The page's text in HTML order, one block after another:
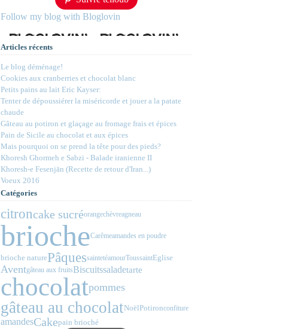
Follow my blog with Bloglovin
Articles récents
Le blog déménage!
Cookies aux cranberries et chocolat blanc
Petits pains au lait Eric Kayser:
Tenter de dépoussiérer la miséricorde et jouer a la patate
chaude
Gâteau au potiron et glaçage au fromage frais et épices
Pain de Sicile au chocolat et aux épices
Mais pourquoi on se prend la tête pour des pieds?
Khoresh Ghormeh e Sabzi - Balade iranienne II
Khoresh-e Fesenjān (Recette de retour d'Iran...)
Voeux 2016
Catégories
citroncake sucréorangechèvreagneau
briocheCarêmeamandes en poudre
brioche naturePâquessaintetéamourToussaintEglise
Aventgâteau aux fruitsBiscuitssaladetarte
chocolatpommes
gâteau au chocolatNoëlPotironconfiture
amandesCakepain brioché